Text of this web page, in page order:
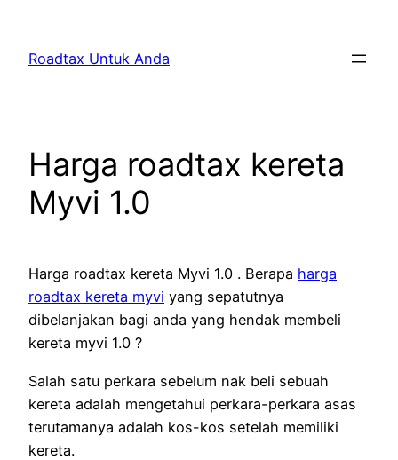
content
Roadtax Untuk Anda
Harga roadtax kereta
Myvi 1.0
Harga roadtax kereta Myvi 1.0 . Berapa harga
roadtax kereta myvi yang sepatutnya
dibelanjakan bagi anda yang hendak membeli
kereta myvi 1.0 ?
Salah satu perkara sebelum nak beli sebuah
kereta adalah mengetahui perkara-perkara asas
terutamanya adalah kos-kos setelah memiliki
kereta.